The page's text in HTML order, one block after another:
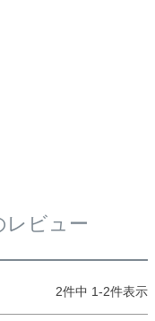
レビュー
2件中 1-2件表示